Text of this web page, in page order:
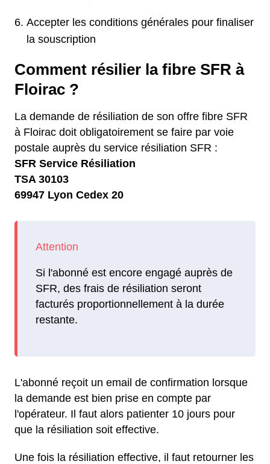
Accepter les conditions générales pour finaliser
la souscription
Comment résilier la fibre SFR à
Floirac ?
La demande de résiliation de son offre fibre SFR
à Floirac doit obligatoirement se faire par voie
postale auprès du service résiliation SFR :
SFR Service Résiliation
TSA 30103
69947 Lyon Cedex 20
Si l'abonné est encore engagé auprès de
SFR, des frais de résiliation seront
facturés proportionnellement à la durée
restante.
L'abonné reçoit un email de confirmation lorsque
la demande est bien prise en compte par
l'opérateur. Il faut alors patienter 10 jours pour
que la résiliation soit effective.
Une fois la résiliation effective, il faut retourner les